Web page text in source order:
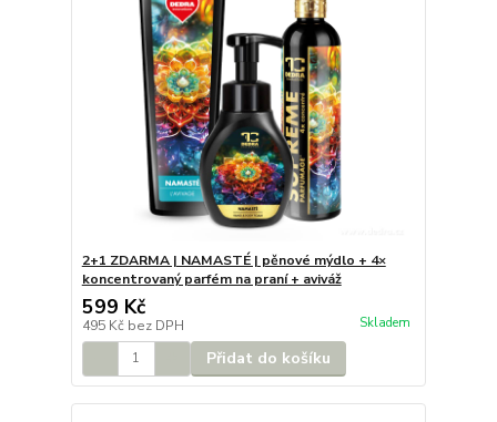
2+1 ZDARMA | NAMASTÉ | pěnové mýdlo + 4×
koncentrovaný parfém na praní + aviváž
599 Kč
495 Kč bez DPH Skladem
Přidat do košíku